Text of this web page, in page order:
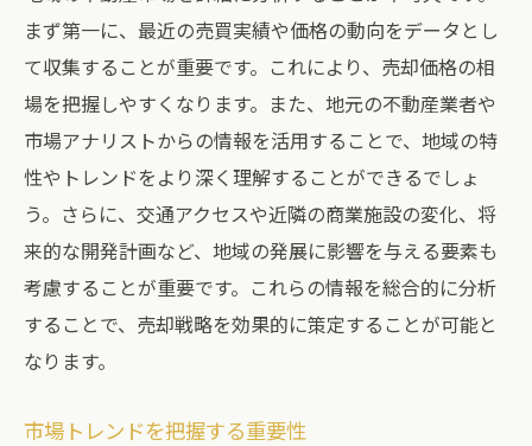
まず第一に、最近の売買実績や価格の動向をデータとし
て収集することが重要です。これにより、売却価格の相
場を把握しやすくなります。また、地元の不動産業者や
市場アナリストからの情報を活用することで、地域の特
性やトレンドをより深く理解することができるでしょ
う。さらに、交通アクセスや近隣の商業施設の変化、将
来的な開発計画など、地域の発展に影響を与える要素も
考慮することが重要です。これらの情報を総合的に分析
することで、売却戦略を効果的に策定することが可能と
なります。
市場トレンドを把握する重要性